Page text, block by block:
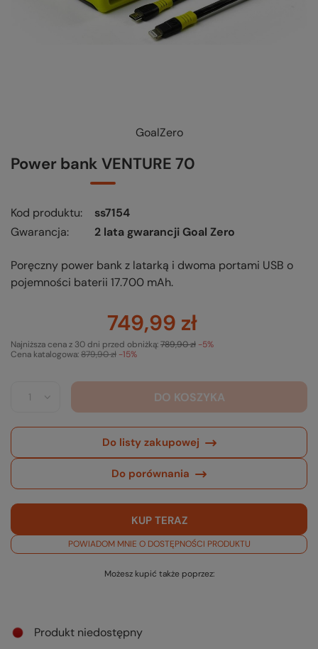
GoalZero
Power bank VENTURE 70
Kod produktu
ss7154
Gwarancja
2 lata gwarancji Goal Zero
Poręczny power bank z latarką i dwoma portami USB o
pojemności baterii 17.700 mAh.
749,99 zł
Cena katalogowa:879,90 zł -15%
Najniższa cena z 30 dni przed obniżką:789,90 zł -5%
DO KOSZYKA
Do listy zakupowej
Do porównania
KUP TERAZ
POWIADOM MNIE O DOSTĘPNOŚCI PRODUKTU
Możesz kupić także poprzez:
Produkt niedostępny